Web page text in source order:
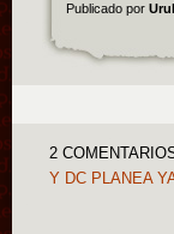
Publicado por
2
Y DC PLANEA